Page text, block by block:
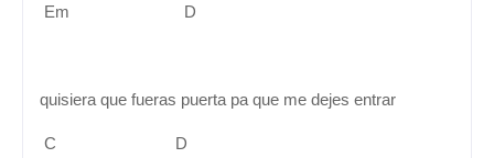
Em D
quisiera que fueras puerta pa que me dejes entrar
C D